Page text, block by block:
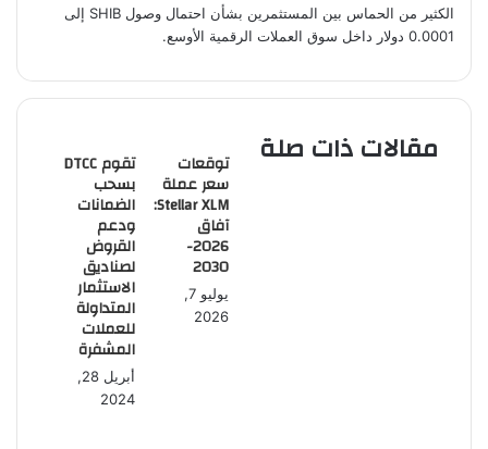
الكثير من الحماس بين المستثمرين بشأن احتمال وصول SHIB إلى
0.0001 دولار داخل سوق العملات الرقمية الأوسع.
مقالات ذات صلة توقعات
سعر عملة
Stellar XLM:
آفاق
2026-
2030
يوليو 7,
2026
تقوم DTCC
بسحب
الضمانات
ودعم
القروض
لصناديق
الاستثمار
المتداولة
للعملات
المشفرة
أبريل 28,
2024